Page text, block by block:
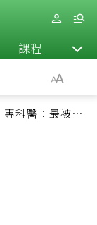
課程 退休
科醫：最被忽